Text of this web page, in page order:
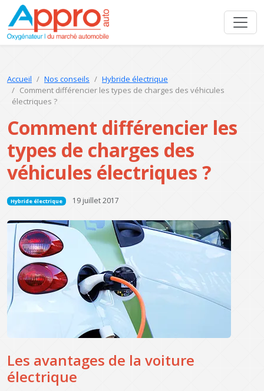
Accueil Nos conseils
Hybride électrique
Comment différencier les types de charges des véhicules
électriques ?
Comment différencier les
types de charges des
véhicules électriques ?
Hybride électrique 19 juillet 2017
Les avantages de la voiture
électrique